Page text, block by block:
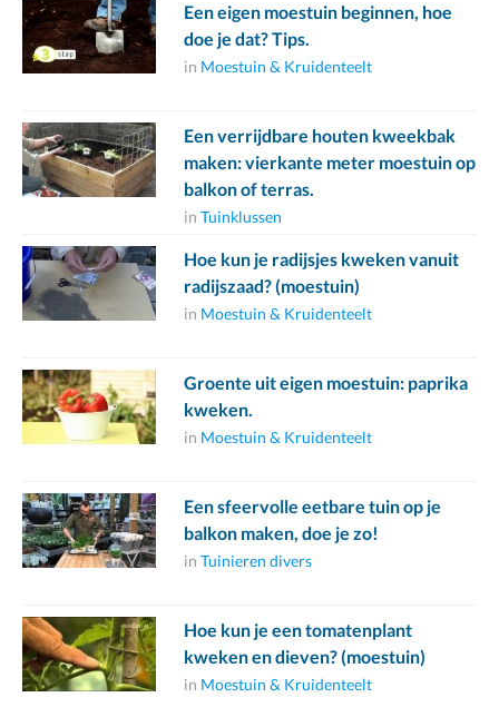
Een eigen moestuin beginnen, hoe
doe je dat? Tips.
in Moestuin & Kruidenteelt
Een verrijdbare houten kweekbak
maken: vierkante meter moestuin op
balkon of terras.
in Tuinklussen
Hoe kun je radijsjes kweken vanuit
radijszaad? (moestuin)
in Moestuin & Kruidenteelt
Groente uit eigen moestuin: paprika
kweken.
in Moestuin & Kruidenteelt
Een sfeervolle eetbare tuin op je
balkon maken, doe je zo!
in Tuinieren divers
Hoe kun je een tomatenplant
kweken en dieven? (moestuin)
in Moestuin & Kruidenteelt